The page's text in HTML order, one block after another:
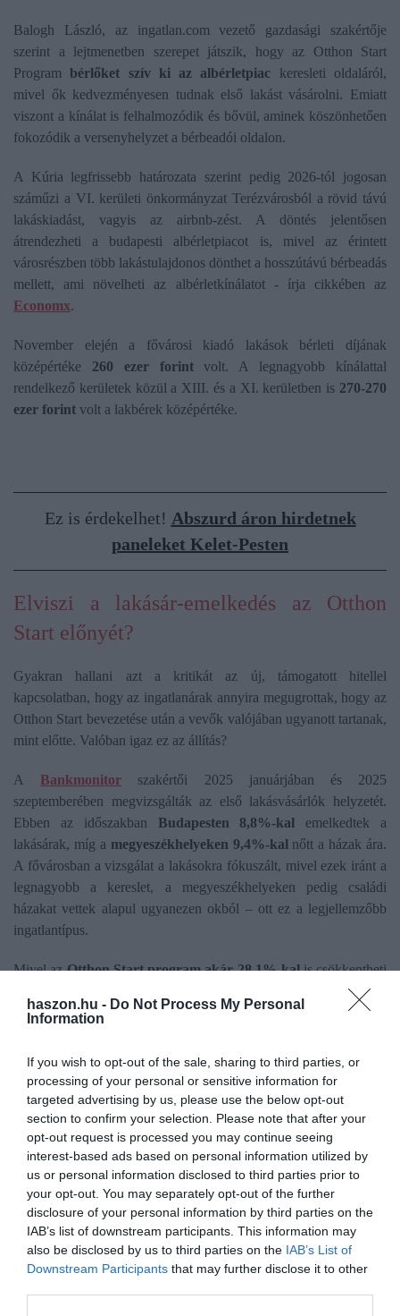
haszon.hu - Do Not Process My Personal
Information
If you wish to opt-out of the sale, sharing to third parties, or
processing of your personal or sensitive information for
targeted advertising by us, please use the below opt-out
section to confirm your selection. Please note that after your
opt-out request is processed you may continue seeing
interest-based ads based on personal information utilized by
us or personal information disclosed to third parties prior to
your opt-out. You may separately opt-out of the further
disclosure of your personal information by third parties on the
IAB’s list of downstream participants. This information may
also be disclosed by us to third parties on the IAB’s List of
Downstream Participants that may further disclose it to other
Balogh László, az ingatlan.com vezető gazdasági szakértője
szerint a lejtmenetben szerepet játszik, hogy az Otthon Start
Programbérlőket szív ki az albérletpiac keresleti oldaláról,
mivel ők kedvezményesen tudnak első lakást vásárolni. Emiatt
viszont a kínálat is felhalmozódik és bővül, aminek köszönhetően
fokozódik a versenyhelyzet a bérbeadói oldalon.
A Kúria legfrissebb határozata szerint pedig 2026-tól jogosan
száműzi a VI. kerületi önkormányzat Terézvárosból a rövid távú
lakáskiadást, vagyis az airbnb-zést. A döntés jelentősen
átrendezheti a budapesti albérletpiacot is, mivel az érintett
városrészben több lakástulajdonos dönthet a hosszútávú bérbeadás
mellett, ami növelheti az albérletkínálatot - írja cikkében az
Economx.
November elején a fővárosi kiadó lakások bérleti díjának
középértéke 260 ezer forintvolt. A legnagyobb kínálattal
rendelkező kerületek közül a XIII. és a XI. kerületben is 270-270
ezer forint volt a lakbérek középértéke.
Ez is érdekelhet! Abszurd áron hirdetnek
paneleket Kelet-Pesten
Elviszi a lakásár-emelkedés az Otthon
Start előnyét?
Gyakran hallani azt a kritikát az új, támogatott hitellel
kapcsolatban, hogy az ingatlanárak annyira megugrottak, hogy az
Otthon Start bevezetése után a vevők valójában ugyanott tartanak,
mint előtte. Valóban igaz ez az állítás?
ABankmonitor szakértői 2025 januárjában és 2025
szeptemberében megvizsgálták az első lakásvásárlók helyzetét.
Ebben az időszakban Budapesten 8,8%-kal emelkedtek a
lakásárak, míg a megyeszékhelyeken 9,4%-kal nőtt a házak ára.
A fővárosban a vizsgálat a lakásokra fókuszált, mivel ezek iránt a
legnagyobb a kereslet, a megyeszékhelyeken pedig családi
házakat vettek alapul ugyanezen okból – ott ez a legjellemzőbb
ingatlantípus.
Mivel azOtthon Start program akár 28,1%-kalis csökkentheti
a törlesztőrészletet, jól látszik, hogy a bekövetkezett 8–9%-os
áremelkedés bár jelentős, még nem elég ahhoz, hogy teljesen
Olvasd el ezt is!
Rejtett lakásvásárlási kockázatok: bukhatod a
foglalót is
Ilyen feltételekkel vehetsz fel 100 millió forint
lakáshitelt
Személyi kölcsön és lakáshitel átlagbérből? Ennyit
tudsz felvenni